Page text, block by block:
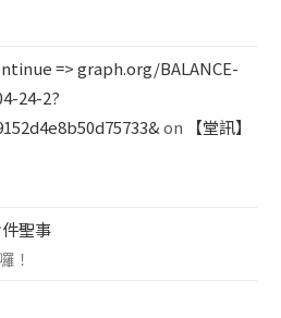
=> graph.org/BALANCE-
24-2?
on
【堂訊】
聖事
！